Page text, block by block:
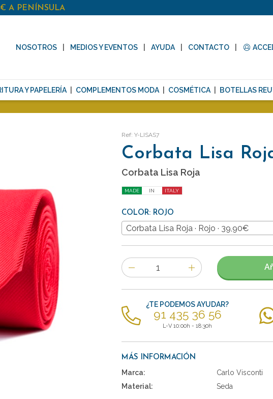
A PENÍNSULA
NOSOTROS MEDIOS Y EVENTOS AYUDA CONTACTO
Y PAPELERÍA COMPLEMENTOS MODA COSMÉTICA BOTELLAS
Ref: Y-LISAS7
Corbata Lisa
Corbata Lisa Roja
MADE IN ITALY
COLOR: ROJO
Corbata Lisa Roja · Rojo · 39,90€
Número
de
artículos
¿TE PODEMOS AYUDAR?
91 435 36 56
L-V 10:00h - 18:30h
MÁS INFORMACIÓN
Marca:
Carlo Visconti
Material:
Seda